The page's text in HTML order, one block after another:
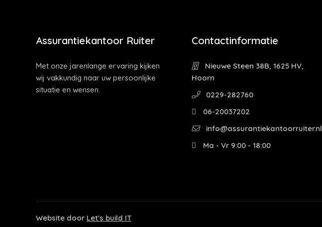
Assurantiekantoor Ruiter
Met onze jarenlange ervaring kijken
wij vakkundig naar uw persoonlijke
situatie en wensen.
Contactinformatie
Nieuwe Steen 38B, 1625 HV,
Hoorn
0229-282760
06-20037202
info@assurantiekantoorruiter.nl
Ma - Vr 9:00 - 18:00
Website door Let's build IT